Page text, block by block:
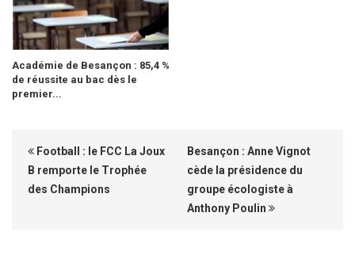
Académie de Besançon : 85,4 %
de réussite au bac dès le
premier...
Football : le FCC La Joux
B remporte le Trophée
des Champions
Besançon : Anne Vignot
cède la présidence du
groupe écologiste à
Anthony Poulin